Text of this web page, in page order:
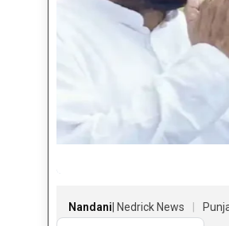
Nandani | Nedrick News